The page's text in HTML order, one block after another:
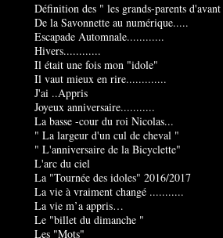
Définition des " les grands-parents
De la Savonnette au numérique.....
Escapade Automnale............
Hivers............
Il était une fois mon "idole"
Il vaut mieux en rire.............
J'ai ..Appris
Joyeux anniversaire...........
La basse -cour du roi Nicolas...
" La largeur d'un cul de cheval "
" L'anniversaire de la Bicyclette"
L'arc du ciel
La "Tournée des idoles" 2016/2017
La vie à vraiment changé ...........
La vie m’a appris…
Le "billet du dimanche "
Les "Mots"